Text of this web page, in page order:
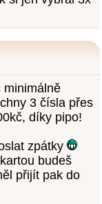
minimálně
3 čísla přes
díky pipo!
zpátky
budeš
přijít pak do